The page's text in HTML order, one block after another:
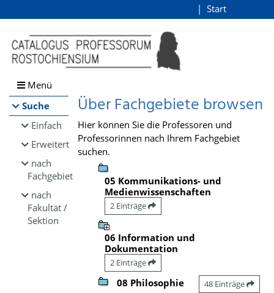
Browsen
direkt zum Inhalt
Start
Menü
Suche
Einfach
Erweitert
nach
Fachgebiet
nach
Fakultät /
Sektion
Über Fachgebiete browsen
Hier können Sie die Professoren und
Professorinnen nach Ihrem Fachgebiet
suchen.
05 Kommunikations- und
Medienwissenschaften
2 Einträge
06 Information und
Dokumentation
2 Einträge
08 Philosophie 48 Einträge